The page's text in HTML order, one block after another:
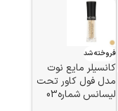
فروخته شد
کانسيلر مايع نوت
مدل فول کاور تحت
لیسانس شماره03